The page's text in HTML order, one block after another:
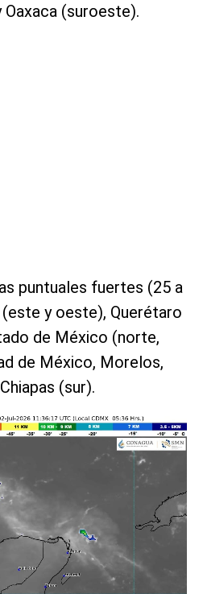
(suroeste).
puntuales fuertes (25 a
(este y oeste), Querétaro
de México (norte,
de México, Morelos,
(sur).